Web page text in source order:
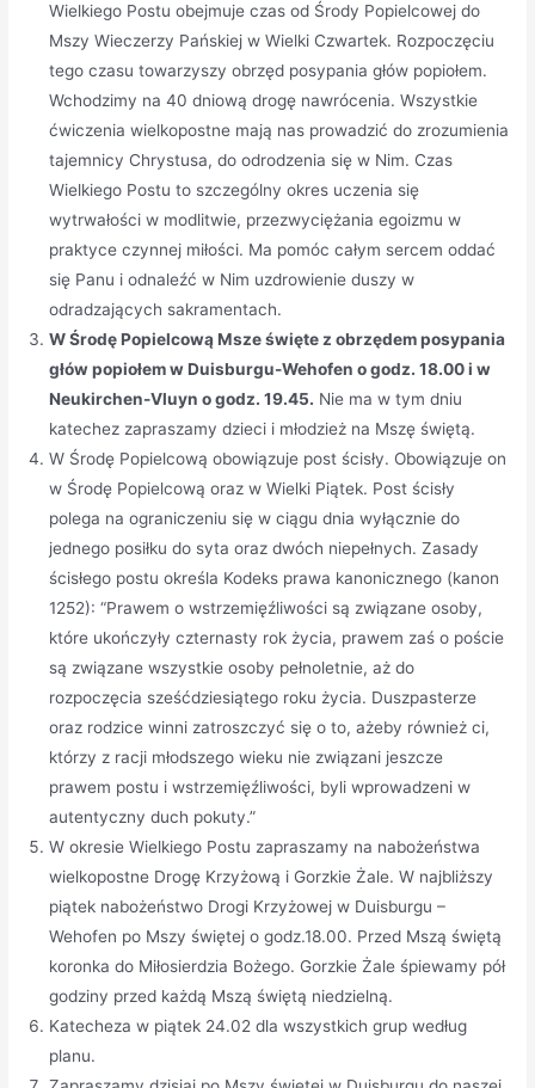
Wielkiego Postu obejmuje czas od Środy Popielcowej do
Mszy Wieczerzy Pańskiej w Wielki Czwartek. Rozpoczęciu
tego czasu towarzyszy obrzęd posypania głów popiołem.
Wchodzimy na 40 dniową drogę nawrócenia. Wszystkie
ćwiczenia wielkopostne mają nas prowadzić do zrozumienia
tajemnicy Chrystusa, do odrodzenia się w Nim. Czas
Wielkiego Postu to szczególny okres uczenia się
wytrwałości w modlitwie, przezwyciężania egoizmu w
praktyce czynnej miłości. Ma pomóc całym sercem oddać
się Panu i odnaleźć w Nim uzdrowienie duszy w
odradzających sakramentach.
W Środę Popielcową Msze święte z obrzędem posypania
głów popiołem w Duisburgu-Wehofen o godz. 18.00 i w
Neukirchen-Vluyn o godz. 19.45. Nie ma w tym dniu
katechez zapraszamy dzieci i młodzież na Mszę świętą.
W Środę Popielcową obowiązuje post ścisły. Obowiązuje on
w Środę Popielcową oraz w Wielki Piątek. Post ścisły
polega na ograniczeniu się w ciągu dnia wyłącznie do
jednego posiłku do syta oraz dwóch niepełnych. Zasady
ścisłego postu określa Kodeks prawa kanonicznego (kanon
1252): “Prawem o wstrzemięźliwości są związane osoby,
które ukończyły czternasty rok życia, prawem zaś o poście
są związane wszystkie osoby pełnoletnie, aż do
rozpoczęcia sześćdziesiątego roku życia. Duszpasterze
oraz rodzice winni zatroszczyć się o to, ażeby również ci,
którzy z racji młodszego wieku nie związani jeszcze
prawem postu i wstrzemięźliwości, byli wprowadzeni w
autentyczny duch pokuty.”
W okresie Wielkiego Postu zapraszamy na nabożeństwa
wielkopostne Drogę Krzyżową i Gorzkie Żale. W najbliższy
piątek nabożeństwo Drogi Krzyżowej w Duisburgu –
Wehofen po Mszy świętej o godz.18.00. Przed Mszą świętą
koronka do Miłosierdzia Bożego. Gorzkie Żale śpiewamy pół
godziny przed każdą Mszą świętą niedzielną.
Katecheza w piątek 24.02 dla wszystkich grup według
planu.